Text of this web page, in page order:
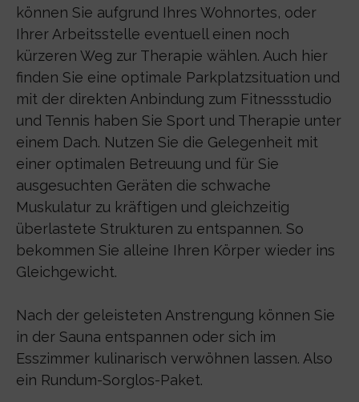
können Sie aufgrund Ihres Wohnortes, oder
Ihrer Arbeitsstelle eventuell einen noch
kürzeren Weg zur Therapie wählen. Auch hier
finden Sie eine optimale Parkplatzsituation und
mit der direkten Anbindung zum Fitnessstudio
und Tennis haben Sie Sport und Therapie unter
einem Dach. Nutzen Sie die Gelegenheit mit
einer optimalen Betreuung und für Sie
ausgesuchten Geräten die schwache
Muskulatur zu kräftigen und gleichzeitig
überlastete Strukturen zu entspannen. So
bekommen Sie alleine Ihren Körper wieder ins
Gleichgewicht.
Nach der geleisteten Anstrengung können Sie
in der Sauna entspannen oder sich im
Esszimmer kulinarisch verwöhnen lassen. Also
ein Rundum-Sorglos-Paket.